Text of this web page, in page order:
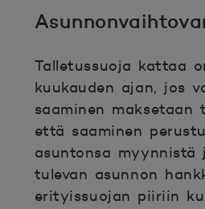
Talletussuoja kattaa
kuukauden ajan, jos
saaminen
että saaminen
asuntonsa
tulevan asunnon
erityissuojan piiriin